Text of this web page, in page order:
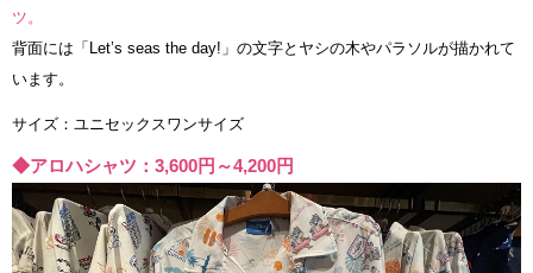
ツ。
背面には「Let’s seas the day!」の文字とヤシの木やパラソルが描かれて
います。
サイズ：ユニセックスワンサイズ
◆アロハシャツ：3,600円～4,200円